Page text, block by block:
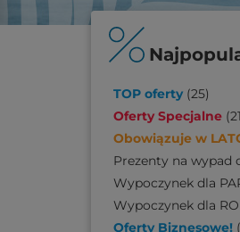
TOP oferty (25)
Oferty Specjalne (21
Obowiązuje w
Prezenty na wypad
Wypoczynek dla
Wypoczynek dla
Oferty Biznesowe! (